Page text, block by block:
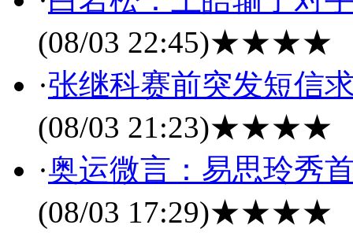
(08/03 22:45)★★★★
·张继科赛前突发短信
(08/03 21:23)★★★★
·奥运微言：易思玲秀
(08/03 17:29)★★★★